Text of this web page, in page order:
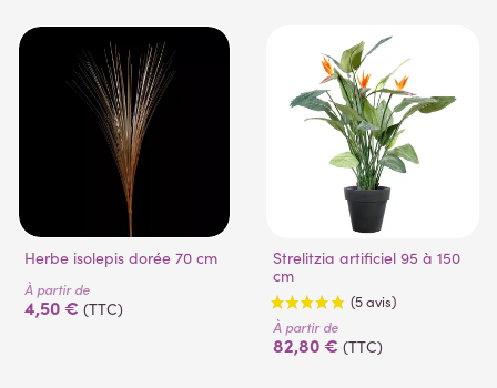
(53 avis)
Herbe isolepis dorée 70 cm
À partir de
4,50 € (TTC)
Strelitzia artificiel 95 à 150
cm
À partir de
82,80 € (TTC)